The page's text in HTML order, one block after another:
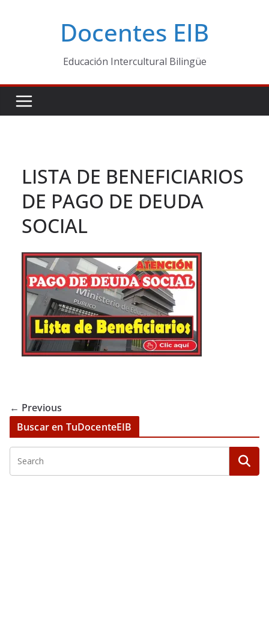
Docentes EIB
Educación Intercultural Bilingüe
LISTA DE BENEFICIARIOS
DE PAGO DE DEUDA
SOCIAL
← Previous
Buscar en TuDocenteEIB